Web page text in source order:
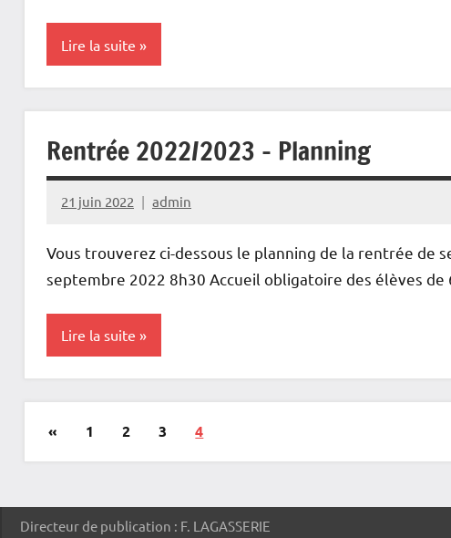
Lire la suite
Rentrée 2022/2023 – Planning
21 juin 2022 admin
Vous trouverez ci-dessous le planning de la rentrée de
septembre 2022 8h30 Accueil obligatoire des élèves
Lire la suite
Informations
Pagination
des
«Publications
1 2 3 4
Directeur de publication : F. LAGASSERIE